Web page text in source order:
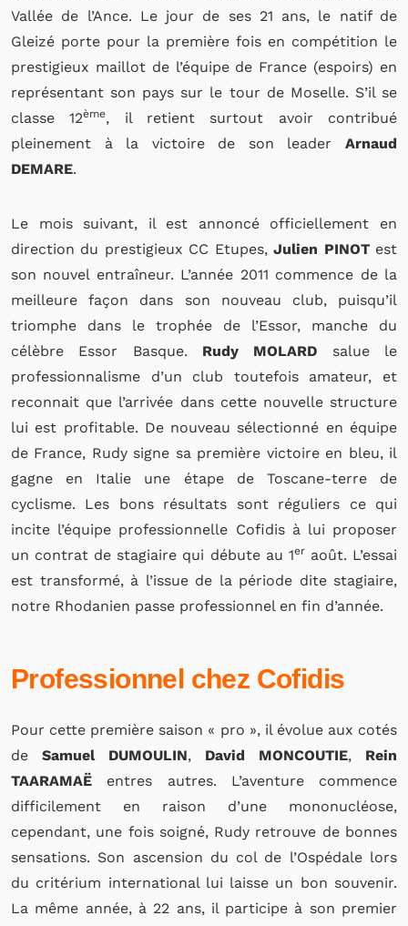
Vallée de l’Ance. Le jour de ses 21 ans, le natif de
Gleizé porte pour la première fois en compétition le
prestigieux maillot de l’équipe de France (espoirs) en
représentant son pays sur le tour de Moselle. S’il se
classe 12ème, il retient surtout avoir contribué
pleinement à la victoire de son leader Arnaud
DEMARE.
Le mois suivant, il est annoncé officiellement en
direction du prestigieux CC Etupes,Julien PINOTest
son nouvel entraîneur. L’année 2011 commence de la
meilleure façon dans son nouveau club, puisqu’il
triomphe dans le trophée de l’Essor, manche du
célèbre Essor Basque. Rudy MOLARD salue le
professionnalisme d’un club toutefois amateur, et
reconnait que l’arrivée dans cette nouvelle structure
lui est profitable. De nouveau sélectionné en équipe
de France, Rudy signe sa première victoire en bleu, il
gagne en Italie une étape de Toscane-terre de
cyclisme. Les bons résultats sont réguliers ce qui
incite l’équipe professionnelle Cofidis à lui proposer
un contrat de stagiaire qui débute au 1eraoût. L’essai
est transformé, à l’issue de la période dite stagiaire,
notre Rhodanien passe professionnel en fin d’année.
Professionnel chez Cofidis
Pour cette première saison « pro », il évolue aux cotés
de Samuel DUMOULIN, David MONCOUTIE, Rein
TAARAMAË entres autres. L’aventure commence
difficilement en raison d’une mononucléose,
cependant, une fois soigné, Rudy retrouve de bonnes
sensations. Son ascension du col de l’Ospédale lors
du critérium international lui laisse un bon souvenir.
La même année, à 22 ans, il participe à son premier